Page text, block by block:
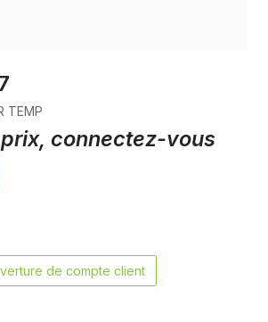
TEMP
connectez-vous
de compte client